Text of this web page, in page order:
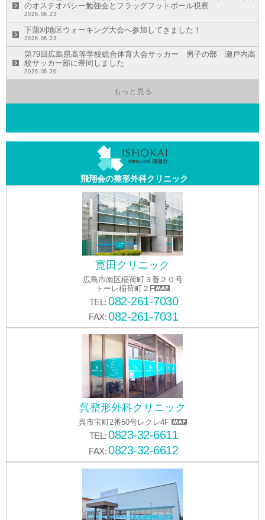
のオステオパシー勉強会とフラッグフットボール視察
2026.06.23
下蒲刈地区ウォーキング大会へ参加してきました！
2026.06.23
第79回広島県高等学校総合体育大会サッカー 男子の部 瀬戸内高
校サッカー部に帯同しました
2026.06.20
もっと見る
飛翔会の整形外科クリニック
寛田クリニック
広島市南区稲荷町３番２０号
トーレ稲荷町２F
TEL: 082-261-7030
FAX:082-261-7031
呉整形外科クリニック
呉市宝町2番50号レクレ4F
TEL: 0823-32-6611
FAX:0823-32-6612